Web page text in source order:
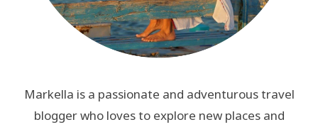
Markella is a passionate and adventurous travel
blogger who loves to explore new places and